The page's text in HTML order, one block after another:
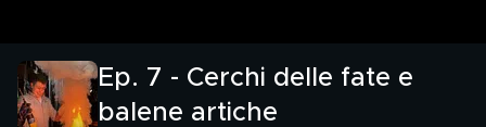
Ep. 7 - Cerchi delle fate e
balene artiche